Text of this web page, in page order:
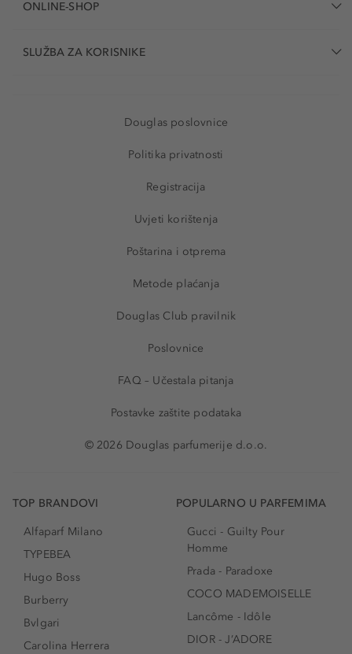
ONLINE-SHOP
SLUŽBA ZA KORISNIKE
Douglas poslovnice
Politika privatnosti
Registracija
Uvjeti korištenja
Poštarina i otprema
Metode plaćanja
Douglas Club pravilnik
Poslovnice
FAQ – Učestala pitanja
Postavke zaštite podataka
© 2026 Douglas parfumerije d.o.o.
TOP BRANDOVI
Alfaparf Milano
TYPEBEA
Hugo Boss
Burberry
Bvlgari
Carolina Herrera
POPULARNO U PARFEMIMA
Gucci - Guilty Pour
Homme
Prada - Paradoxe
COCO MADEMOISELLE
Lancôme - Idôle
DIOR - J’ADORE